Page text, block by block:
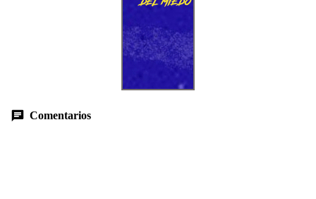
Comentarios